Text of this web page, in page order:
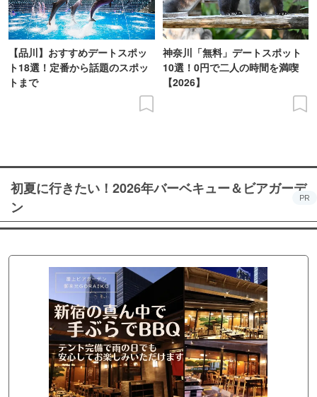
【品川】おすすめデートスポッ
ト18選！定番から話題のスポッ
トまで
神奈川「無料」デートスポット
10選！0円で二人の時間を満喫
【2026】
初夏に行きたい！2026年バーベキュー＆ビアガーデ
ン
PR